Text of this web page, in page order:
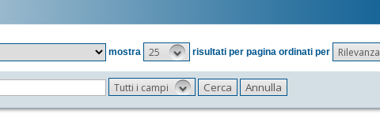
mostra
25 risultati per pagina ordinati per Rilevanza
Tutti i campi